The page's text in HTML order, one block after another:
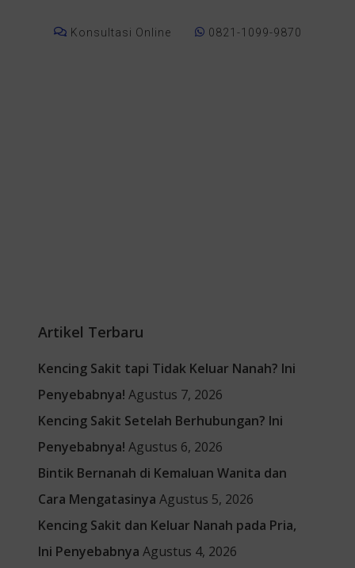
Konsultasi Online 0821-1099-9870
Artikel Terbaru
Kencing Sakit tapi Tidak Keluar Nanah? Ini
Penyebabnya! Agustus 7, 2026
Kencing Sakit Setelah Berhubungan? Ini
Penyebabnya! Agustus 6, 2026
Bintik Bernanah di Kemaluan Wanita dan
Cara Mengatasinya Agustus 5, 2026
Kencing Sakit dan Keluar Nanah pada Pria,
Ini Penyebabnya Agustus 4, 2026